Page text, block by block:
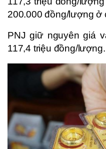
200.000 đồng/lượng ở
PNJ giữ nguyên giá
117,4 triệu đồng/lượng.